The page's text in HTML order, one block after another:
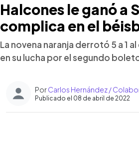
Halcones le ganó a
complica en el
La novena naranja derrotó 5 a 1
en su lucha por el segundo
PorCarlos Hernández /
Publicado el 08 de abril de 2022